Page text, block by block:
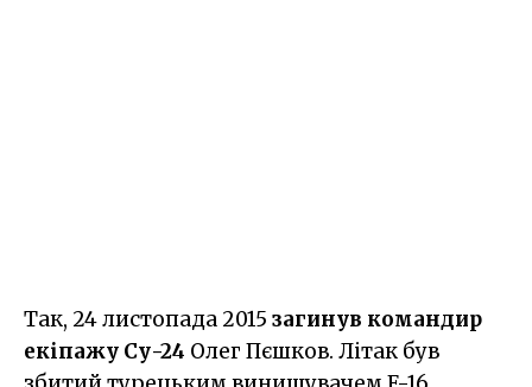
Так, 24 листопада 2015 загинув командир
екіпажу Су-24 Олег Пєшков. Літак був